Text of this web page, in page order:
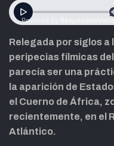
Relegada por siglos a
peripecias fílmicas
parecía ser una
la aparición de
el Cuerno de África,
recientemente, en el
Atlántico.